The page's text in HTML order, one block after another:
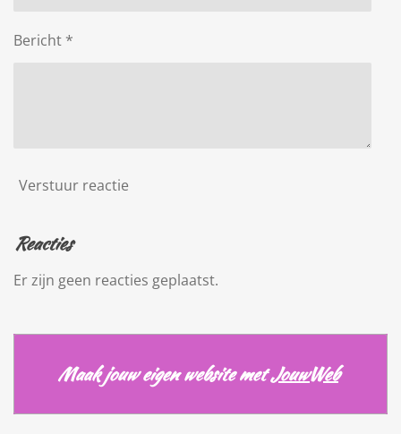
Bericht *
Verstuur reactie
Reacties
Er zijn geen reacties geplaatst.
Maak jouw eigen website met JouwWeb